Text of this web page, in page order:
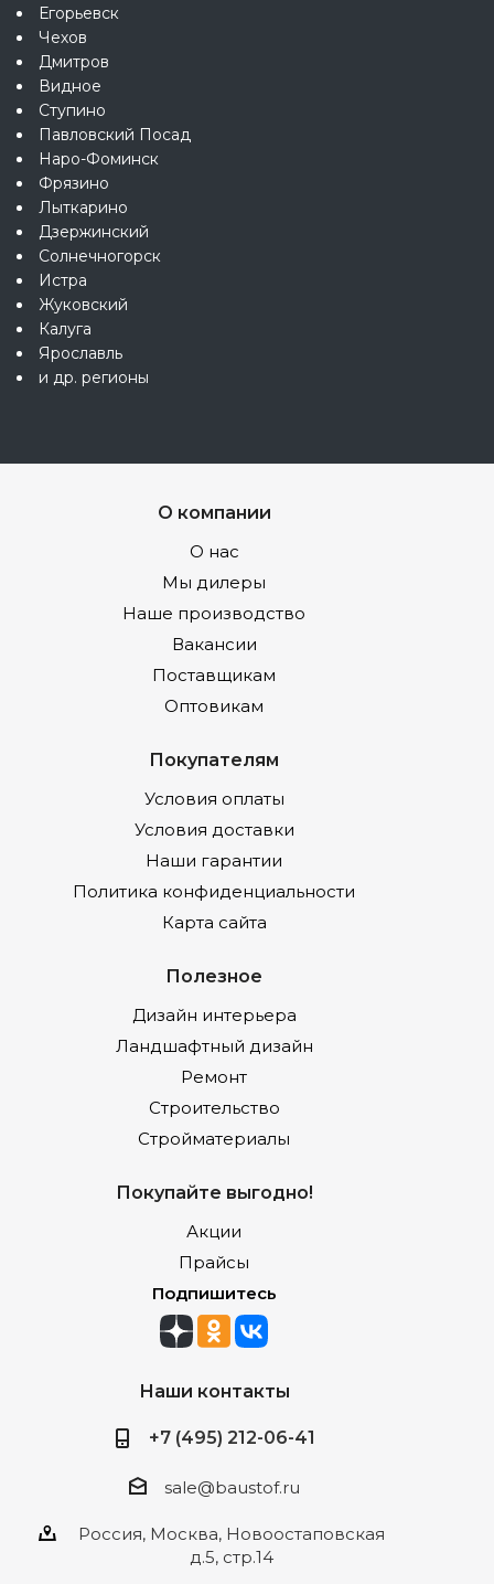
Егорьевск
Чехов
Дмитров
Видное
Ступино
Павловский Посад
Наро-Фоминск
Фрязино
Лыткарино
Дзержинский
Солнечногорск
Истра
Жуковский
Калуга
Ярославль
и др. регионы
О компании
О нас
Мы дилеры
Наше производство
Вакансии
Поставщикам
Оптовикам
Покупателям
Условия оплаты
Условия доставки
Наши гарантии
Политика конфиденциальности
Карта сайта
Полезное
Дизайн интерьера
Ландшафтный дизайн
Ремонт
Строительство
Стройматериалы
Покупайте выгодно!
Акции
Прайсы
Подпишитесь
Наши контакты
+7 (495) 212-06-41
sale@baustof.ru
Россия, Москва, Новоостаповская
д.5, стр.14